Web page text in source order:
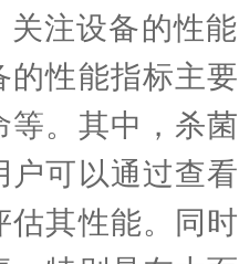
设备的性能
的性能指标主
等。其中，杀
户可以通过查
估其性能。同